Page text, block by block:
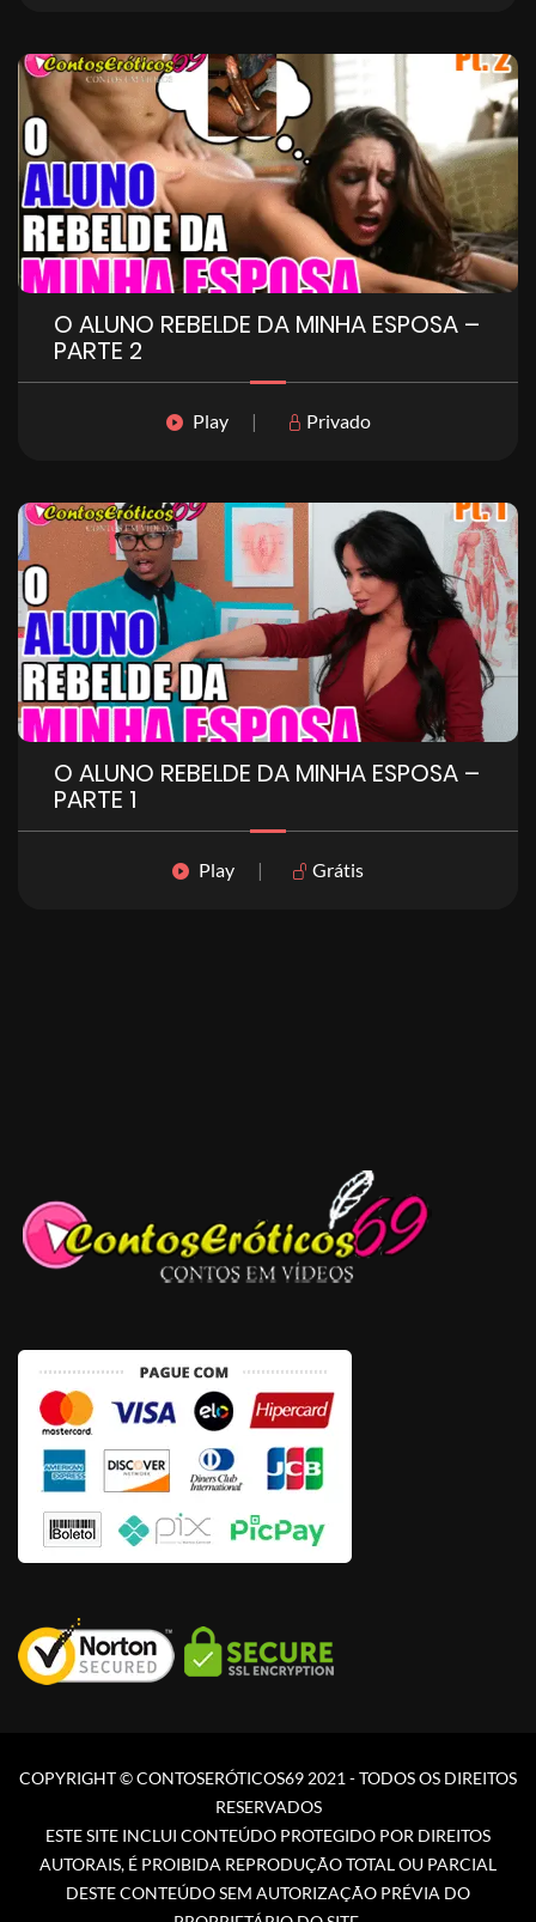
O ALUNO REBELDE DA MINHA ESPOSA –
PARTE 2
Play| Privado
O ALUNO REBELDE DA MINHA ESPOSA –
PARTE 1
Play | Grátis
COPYRIGHT © CONTOSERÓTICOS69 2021 - TODOS OS DIREITOS
RESERVADOS
ESTE SITE INCLUI CONTEÚDO PROTEGIDO POR DIREITOS
AUTORAIS, É PROIBIDA REPRODUÇÃO TOTAL OU PARCIAL
DESTE CONTEÚDO SEM AUTORIZAÇÃO PRÉVIA DO